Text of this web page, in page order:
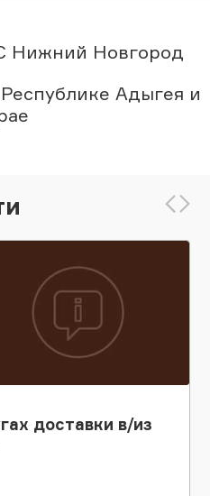
Нижний Новгород
Адыгея и
доставки в/из